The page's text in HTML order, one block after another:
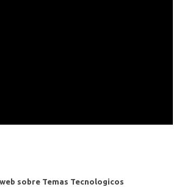
sobre Temas Tecnologicos